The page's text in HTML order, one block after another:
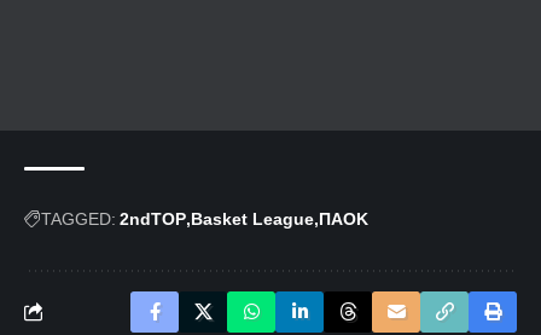
TAGGED: 2ndTOP Basket League ΠΑΟΚ